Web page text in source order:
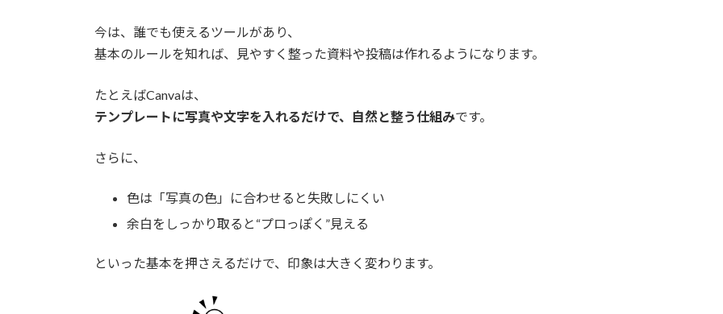
今は、誰でも使えるツールがあり、
基本のルールを知れば、見やすく整った資料や投稿は作れるようになります。
たとえばCanvaは、
テンプレートに写真や文字を入れるだけで、自然と整う仕組みです。
さらに、
色は「写真の色」に合わせると失敗しにくい
余白をしっかり取ると“プロっぽく”見える
といった基本を押さえるだけで、印象は大きく変わります。